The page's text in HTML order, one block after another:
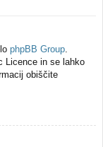
phpBB Group.
Licence in se lahko
obiščite